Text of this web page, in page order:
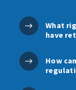
What
have
How